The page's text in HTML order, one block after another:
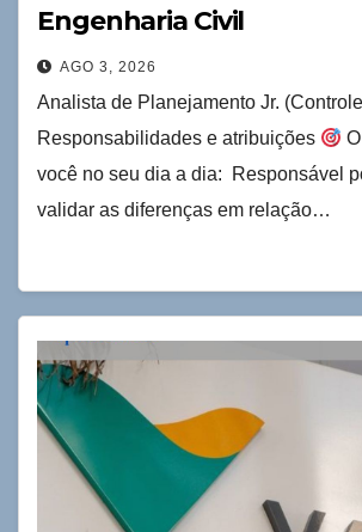
Engenharia Civil
AGO 3, 2026
Analista de Planejamento Jr.
Responsabilidades e atribuições
você no seu dia a dia: Responsável
validar as diferenças em relação…